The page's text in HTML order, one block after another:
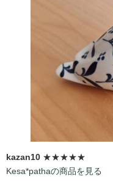
kazan10 ★★★★★
Kesa*pathaの商品を見る